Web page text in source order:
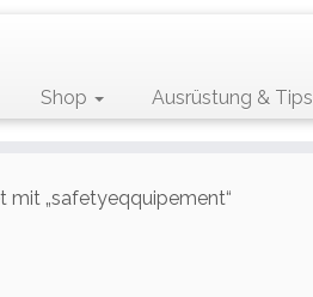
Shop Ausrüstung & Tips
mit „safetyeqquipement“